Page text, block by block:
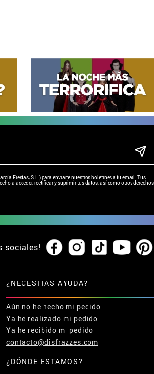
Fiestas, S.L.) para enviarte nuestros boletines a tu email. Tus
a acceder, rectificar y suprimir tus datos, así como otros derechos
sociales!
¿NECESITAS AYUDA?
Aún no he hecho mi pedido
Ya he realizado mi pedido
Ya he recibido mi pedido
contacto@disfrazzes.com
¿DÓNDE ESTAMOS?